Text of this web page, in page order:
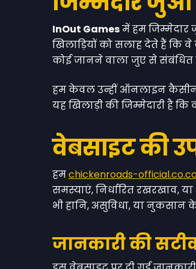
InOut Gamesमें हम जिम्मेदार
खिलाड़ियों को सलाह देते हैं कि
कोई जानने वाला जुए से संबंधित
हम केवल उन्हीं ऑनलाइन कैसीनो
यह खिलाड़ी की जिम्मेदारी है
वेबसाइट की
हमchickenroads-
समस्याएं, निर्धारित रखरखाव,
भी हानि, असुविधा, या नुकसान
जानकारी की